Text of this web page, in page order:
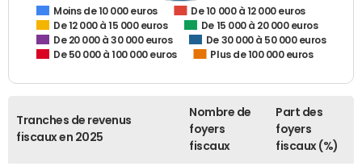
Moins de 10 000 euros
De 10 000 à 12 000 euros
De 12 000 à 15 000 euros
De 15 000 à 20 000 euros
De 20 000 à 30 000 euros
De 30 000 à 50 000 euros
De 50 000 à 100 000 euros
Plus de 100 000 euros
Tranches de revenus
fiscaux en 2025
Nombre de
foyers
fiscaux
Part des
foyers
fiscaux (%)